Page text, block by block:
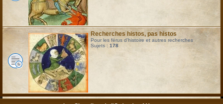
Recherches histos, pas histos
Pour les férus d'histoire et autres recherches
Sujets : 178